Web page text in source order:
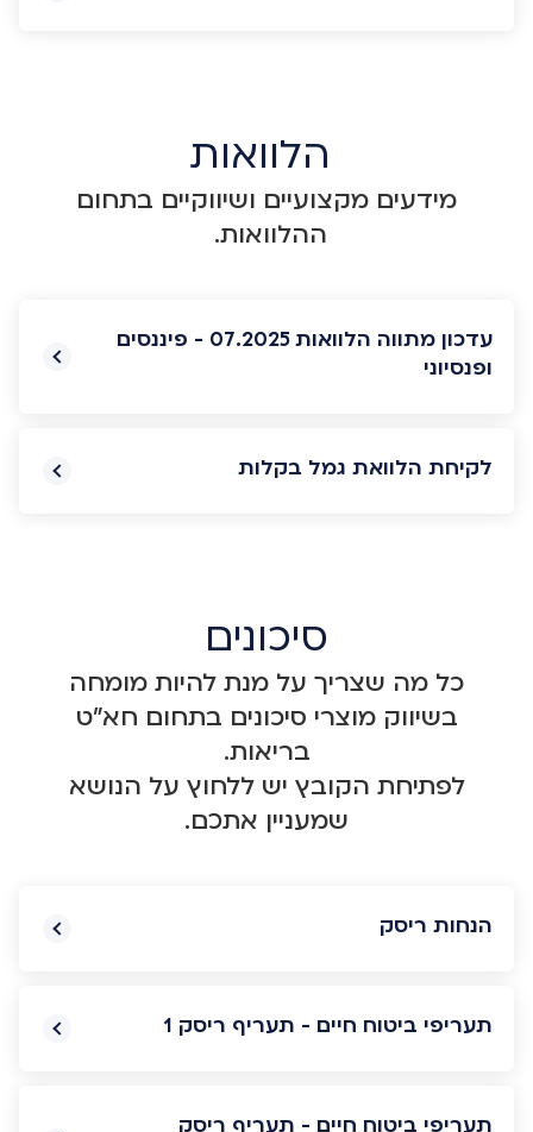
הלוואות
מידעים מקצועיים ושיווקיים בתחום
ההלוואות.
עדכון מתווה הלוואות 07.2025 - פיננסים
ופנסיוני
לקיחת הלוואת גמל בקלות
סיכונים
כל מה שצריך על מנת להיות מומחה
בשיווק מוצרי סיכונים בתחום חא"ט
בריאות.
לפתיחת הקובץ יש ללחוץ על הנושא
שמעניין אתכם.
הנחות ריסק
תעריפי ביטוח חיים - תעריף ריסק 1
תעריפי ביטוח חיים - תעריף ריסק